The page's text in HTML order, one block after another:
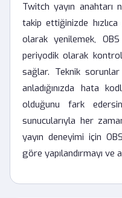
Twitch yayın anahtarı
takip ettiğinizde
olarak yenilemek,
periyodik olarak
sağlar. Teknik
anladığınızda hata
olduğunu fark
sunucularıyla her
yayın deneyimi için
göre yapılandırmayı ve